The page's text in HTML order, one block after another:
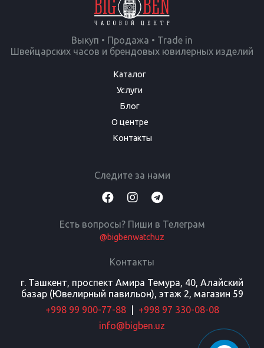
Выкуп • Продажа • Trade in
Швейцарских часов и брендовых ювилерных изделий
Каталог
Услуги
Блог
О центре
Контакты
Следите за нами
Есть вопросы? Пиши в Телеграм
@bigbenwatchuz
Контакты
г. Ташкент, проспект Амира Темура, 40, Алайский
базар (Ювелирный павильон), этаж 2, магазин 59
+998 99 900-77-88
+998 97 330-08-08
info@bigben.uz